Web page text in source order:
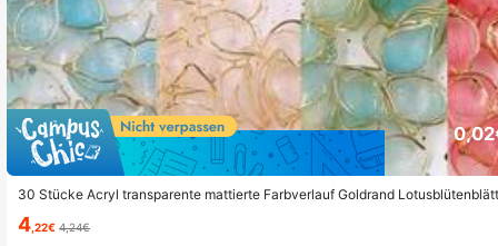
30 Stücke Acryl transparente mattierte Farbverlauf Goldrand
4,22€ 4,24€